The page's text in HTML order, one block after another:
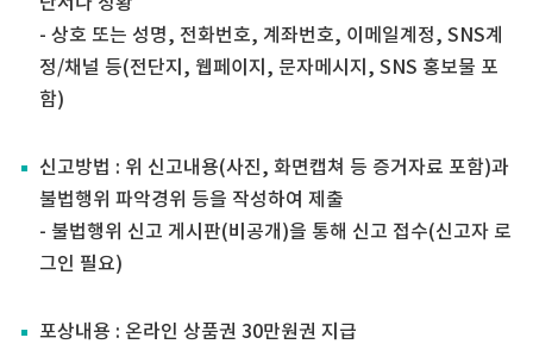
- 상호 또는 성명, 전화번호, 계좌번호, 이메일계정, SNS계
정/채널 등(전단지, 웹페이지, 문자메시지, SNS 홍보물 포
함)
신고방법 : 위 신고내용(사진, 화면캡쳐 등 증거자료 포함)과
불법행위 파악경위 등을 작성하여 제출
- 불법행위 신고 게시판(비공개)을 통해 신고 접수(신고자 로
그인 필요)
포상내용 : 온라인 상품권 30만원권 지급